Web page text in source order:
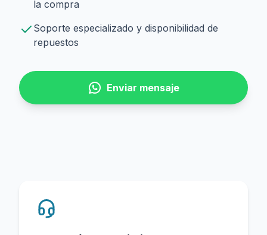
la compra
Soporte especializado y disponibilidad de
repuestos
Enviar mensaje